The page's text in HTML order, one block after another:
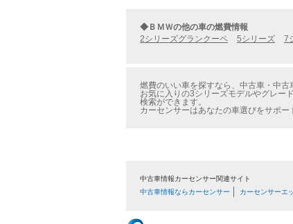
◆ＢＭＷの他の車の燃費情報
2シリーズグランクーペ
5シリーズ 7
燃費のいい車を探すなら、中古車・中
お気に入りの3シリーズモデルやグレー
検索ができます。
カーセンサーはあなたの車選びをサポー
中古車情報カーセンサー関連サイト
中古車情報ならカーセンサー
カーセンサーエ